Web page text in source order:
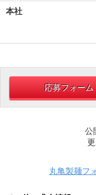
本社
応募フォーム
公
丸亀製麺フ